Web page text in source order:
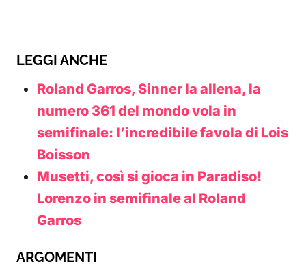
LEGGI ANCHE
Roland Garros, Sinner la allena, la
numero 361 del mondo vola in
semifinale: l’incredibile favola di Lois
Boisson
Musetti, così si gioca in Paradiso!
Lorenzo in semifinale al Roland
Garros
ARGOMENTI